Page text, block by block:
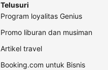
Telusuri
Program loyalitas Genius
Promo liburan dan musiman
Artikel travel
Booking.com untuk Bisnis